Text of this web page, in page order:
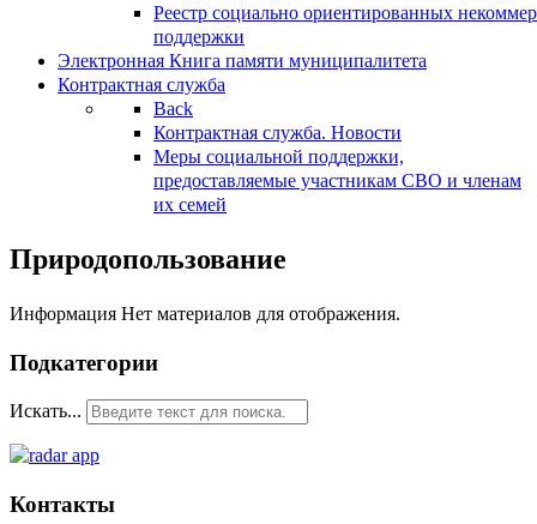
Реестр социально ориентированных
поддержки
Электронная Книга памяти муниципалитета
Контрактная служба
Back
Контрактная служба. Новости
Меры социальной поддержки,
предоставляемые участникам СВО и членам
их семей
Природопользование
Информация Нет материалов для отображения.
Подкатегории
Искать...
Контакты